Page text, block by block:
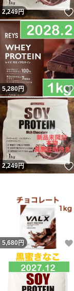
2,249円
5,280円
2,249円
5,680 円